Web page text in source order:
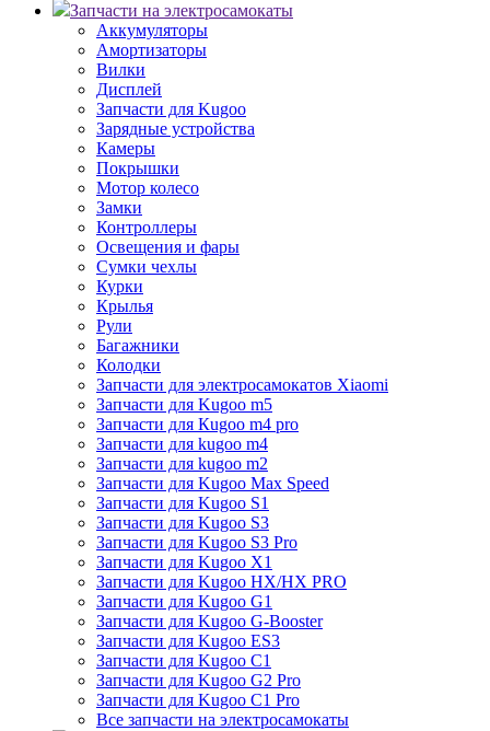
Запчасти на электросамокаты
Аккумуляторы
Амортизаторы
Вилки
Дисплей
Запчасти для Kugoo
Зарядные устройства
Камеры
Покрышки
Мотор колесо
Замки
Контроллеры
Освещения и фары
Сумки чехлы
Курки
Крылья
Рули
Багажники
Колодки
Запчасти для электросамокатов Xiaomi
Запчасти для Kugoo m5
Запчасти для Кugoo m4 pro
Запчасти для kugoo m4
Запчасти для kugoo m2
Запчасти для Kugoo Max Speed
Запчасти для Kugoo S1
Запчасти для Kugoo S3
Запчасти для Kugoo S3 Pro
Запчасти для Kugoo X1
Запчасти для Kugoo HX/HX PRO
Запчасти для Kugoo G1
Запчасти для Kugoo G-Booster
Запчасти для Kugoo ES3
Запчасти для Kugoo C1
Запчасти для Kugoo G2 Pro
Запчасти для Kugoo C1 Pro
Все запчасти на электросамокаты